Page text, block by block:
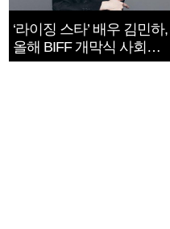
‘라이징 스타’ 배우 김민하,
올해 BIFF 개막식 사회자
확정